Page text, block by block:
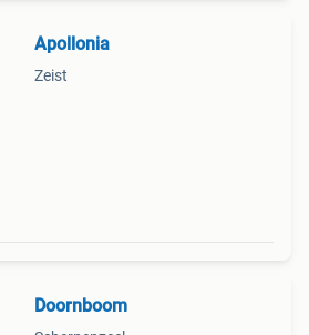
Apollonia
Zeist
Doornboom